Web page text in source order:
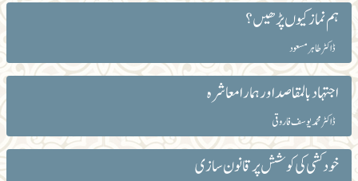
ہم نماز کیوں پڑھیں؟
ڈاکٹر طاہرمسعود
اجتہاد بالمقاصد اور ہمارا معاشرہ
ڈاکٹر محمد یوسف فاروقی
خود کشی کی کوشش پر قانون سازی